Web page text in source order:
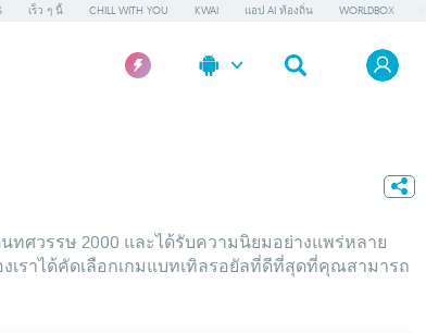
เร็ว ๆ นี้ CHILL WITH YOU KWAI แอป AI ท้องถิ่น WORLDBOX
ศวรรษ 2000 และได้รับความนิยมอย่างแพร่หลาย
เราได้คัดเลือกเกมแบทเทิลรอยัลที่ดีที่สุดที่คุณสามารถ